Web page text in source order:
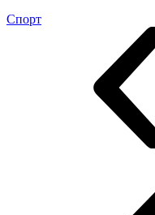
Спорт